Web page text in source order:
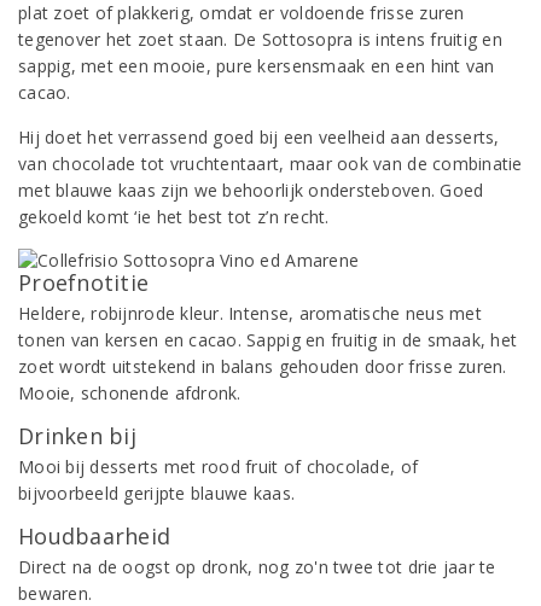
plat zoet of plakkerig, omdat er voldoende frisse zuren
tegenover het zoet staan. De Sottosopra is intens fruitig en
sappig, met een mooie, pure kersensmaak en een hint van
cacao.
Hij doet het verrassend goed bij een veelheid aan desserts,
van chocolade tot vruchtentaart, maar ook van de combinatie
met blauwe kaas zijn we behoorlijk ondersteboven. Goed
gekoeld komt ‘ie het best tot z’n recht.
Proefnotitie
Heldere, robijnrode kleur. Intense, aromatische neus met
tonen van kersen en cacao. Sappig en fruitig in de smaak, het
zoet wordt uitstekend in balans gehouden door frisse zuren.
Mooie, schonende afdronk.
Drinken bij
Mooi bij desserts met rood fruit of chocolade, of
bijvoorbeeld gerijpte blauwe kaas.
Houdbaarheid
Direct na de oogst op dronk, nog zo'n twee tot drie jaar te
bewaren.